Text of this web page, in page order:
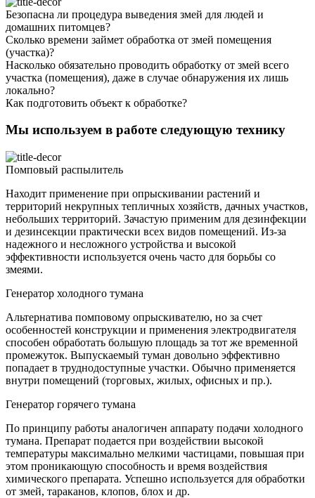
Безопасна ли процедура выведения змей для людей и
домашних питомцев?
Сколько времени займет обработка от змей помещения
(участка)?
Насколько обязательно проводить обработку от змей всего
участка (помещения), даже в случае обнаружения их лишь
локально?
Как подготовить объект к обработке?
Мы используем в работе следующую технику
Помповый распылитель
Находит применение при опрыскивании растений и
территорий некрупных тепличных хозяйств, дачных участков,
небольших территорий. Зачастую применим для дезинфекции
и дезинсекции практически всех видов помещений. Из-за
надежного и несложного устройства и высокой
эффективности используется очень часто для борьбы со
змеями.
Генератор холодного тумана
Альтернатива помповому опрыскивателю, но за счет
особенностей конструкции и применения электродвигателя
способен обработать большую площадь за тот же временной
промежуток. Выпускаемый туман довольно эффективно
попадает в труднодоступные участки. Обычно применяется
внутри помещений (торговых, жилых, офисных и пр.).
Генератор горячего тумана
По принципу работы аналогичен аппарату подачи холодного
тумана. Препарат подается при воздействии высокой
температуры максимально мелкими частицами, повышая при
этом проникающую способность и время воздействия
химического препарата. Успешно используется для обработки
от змей, тараканов, клопов, блох и др.